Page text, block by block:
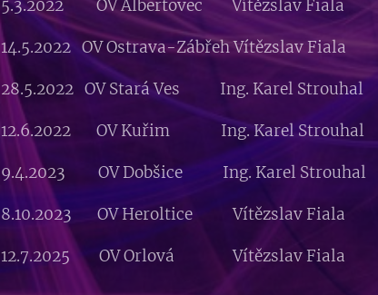
5.3.2022 OV Albertovec Vítězslav
14.5.2022 OV Ostrava-Zábřeh Vítězslav
28.5.2022 OV Stará Ves Ing. Karel
12.6.2022 OV Kuřim Ing. Karel Strouhal
9.4.2023 OV Dobšice Ing. Karel Strouhal
8.10.2023 OV Heroltice Vítězslav Fiala
12.7.2025 OV Orlová Vítězslav